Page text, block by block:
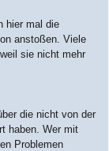
hier mal die
anstoßen. Viele
sie nicht mehr
die nicht von der
haben. Wer mit
Problemen